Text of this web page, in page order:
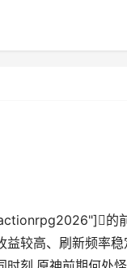
的
较高、刷新频率